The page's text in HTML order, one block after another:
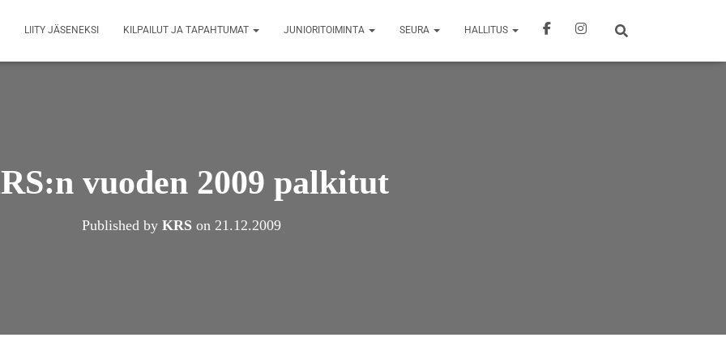
LIITY JÄSENEKSI KILPAILUT JA TAPAHTUMAT JUNIORITOIMINTA SEURA HALLITUS
vuoden 2009 palkitut
Published by KRS on 21.12.2009